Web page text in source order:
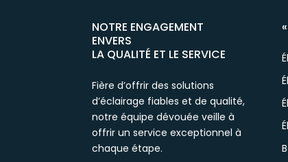
NOTRE ENGAGEMENT
ENVERS
LA QUALITÉ ET LE SERVICE
Fière d’offrir des solutions
d’éclairage fiables et de qualité,
notre équipe dévouée veille à
offrir un service exceptionnel à
chaque étape.